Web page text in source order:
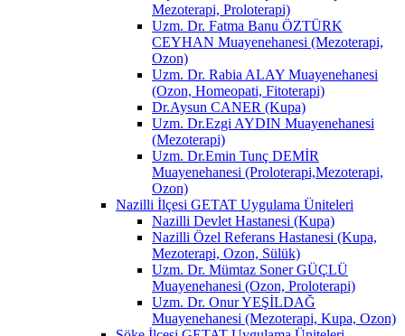
Mezoterapi, Proloterapi)
Uzm. Dr. Fatma Banu ÖZTÜRK
CEYHAN Muayenehanesi (Mezoterapi,
Ozon)
Uzm. Dr. Rabia ALAY Muayenehanesi
(Ozon, Homeopati, Fitoterapi)
Dr.Aysun CANER (Kupa)
Uzm. Dr.Ezgi AYDIN Muayenehanesi
(Mezoterapi)
Uzm. Dr.Emin Tunç DEMİR
Muayenehanesi (Proloterapi,Mezoterapi,
Ozon)
Nazilli İlçesi GETAT Uygulama Üniteleri
Nazilli Devlet Hastanesi (Kupa)
Nazilli Özel Referans Hastanesi (Kupa,
Mezoterapi, Ozon, Sülük)
Uzm. Dr. Mümtaz Soner GÜÇLÜ
Muayenehanesi (Ozon, Proloterapi)
Uzm. Dr. Onur YEŞİLDAĞ
Muayenehanesi (Mezoterapi, Kupa, Ozon)